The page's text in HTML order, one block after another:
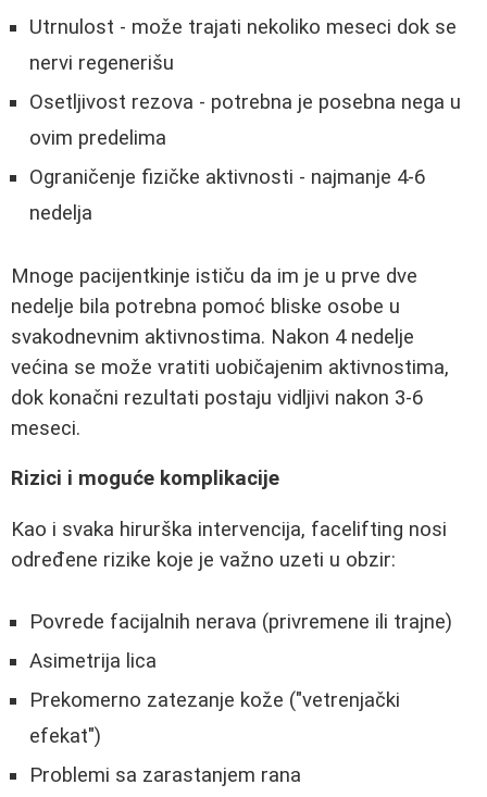
Utrnulost - može trajati nekoliko meseci dok se
nervi regenerišu
Osetljivost rezova - potrebna je posebna nega u
ovim predelima
Ograničenje fizičke aktivnosti - najmanje 4-6
nedelja
Mnoge pacijentkinje ističu da im je u prve dve
nedelje bila potrebna pomoć bliske osobe u
svakodnevnim aktivnostima. Nakon 4 nedelje
većina se može vratiti uobičajenim aktivnostima,
dok konačni rezultati postaju vidljivi nakon 3-6
meseci.
Rizici i moguće komplikacije
Kao i svaka hirurška intervencija, facelifting nosi
određene rizike koje je važno uzeti u obzir:
Povrede facijalnih nerava (privremene ili trajne)
Asimetrija lica
Prekomerno zatezanje kože ("vetrenjački
efekat")
Problemi sa zarastanjem rana